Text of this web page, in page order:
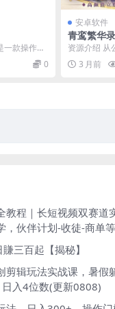
一款操作方
让上网更
0
安卓软件
青鸾繁华
唯美国风
资源介绍 从
算计，在爱
性格迥异的
3 月前
教程｜长短视频双赛道
，伙伴计划-收徒-商单
三百起【揭秘】
剪辑玩法实战课，暑假
入4位数(更新0808)